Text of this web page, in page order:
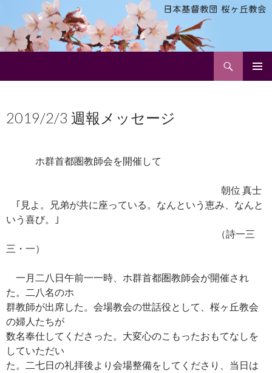
ン
2019/2/3 週報メッセージ
ホ群首都圏教師会を開催して
朝位 真士
｢見よ。兄弟が共に座っている。なんという恵み、なんと
いう喜び。｣
（詩一三
三・一）
一月二八日午前一一時、ホ群首都圏教師会が開催され
た。二八名のホ
群教師が出席した。会場教会の世話役として、桜ヶ丘教会
の婦人たちが
数名奉仕してくださった。大変心のこもったおもてなしを
していただい
た。二七日の礼拝後より会場整備をしてくださり、当日は